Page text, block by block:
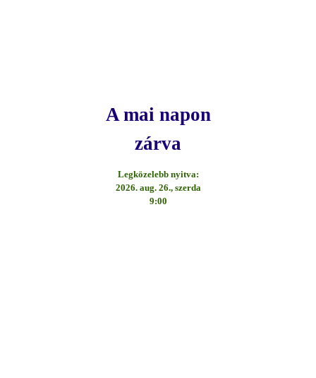
A mai napon
zárva
Legközelebb nyitva:
2026. aug. 26., szerda
9:00